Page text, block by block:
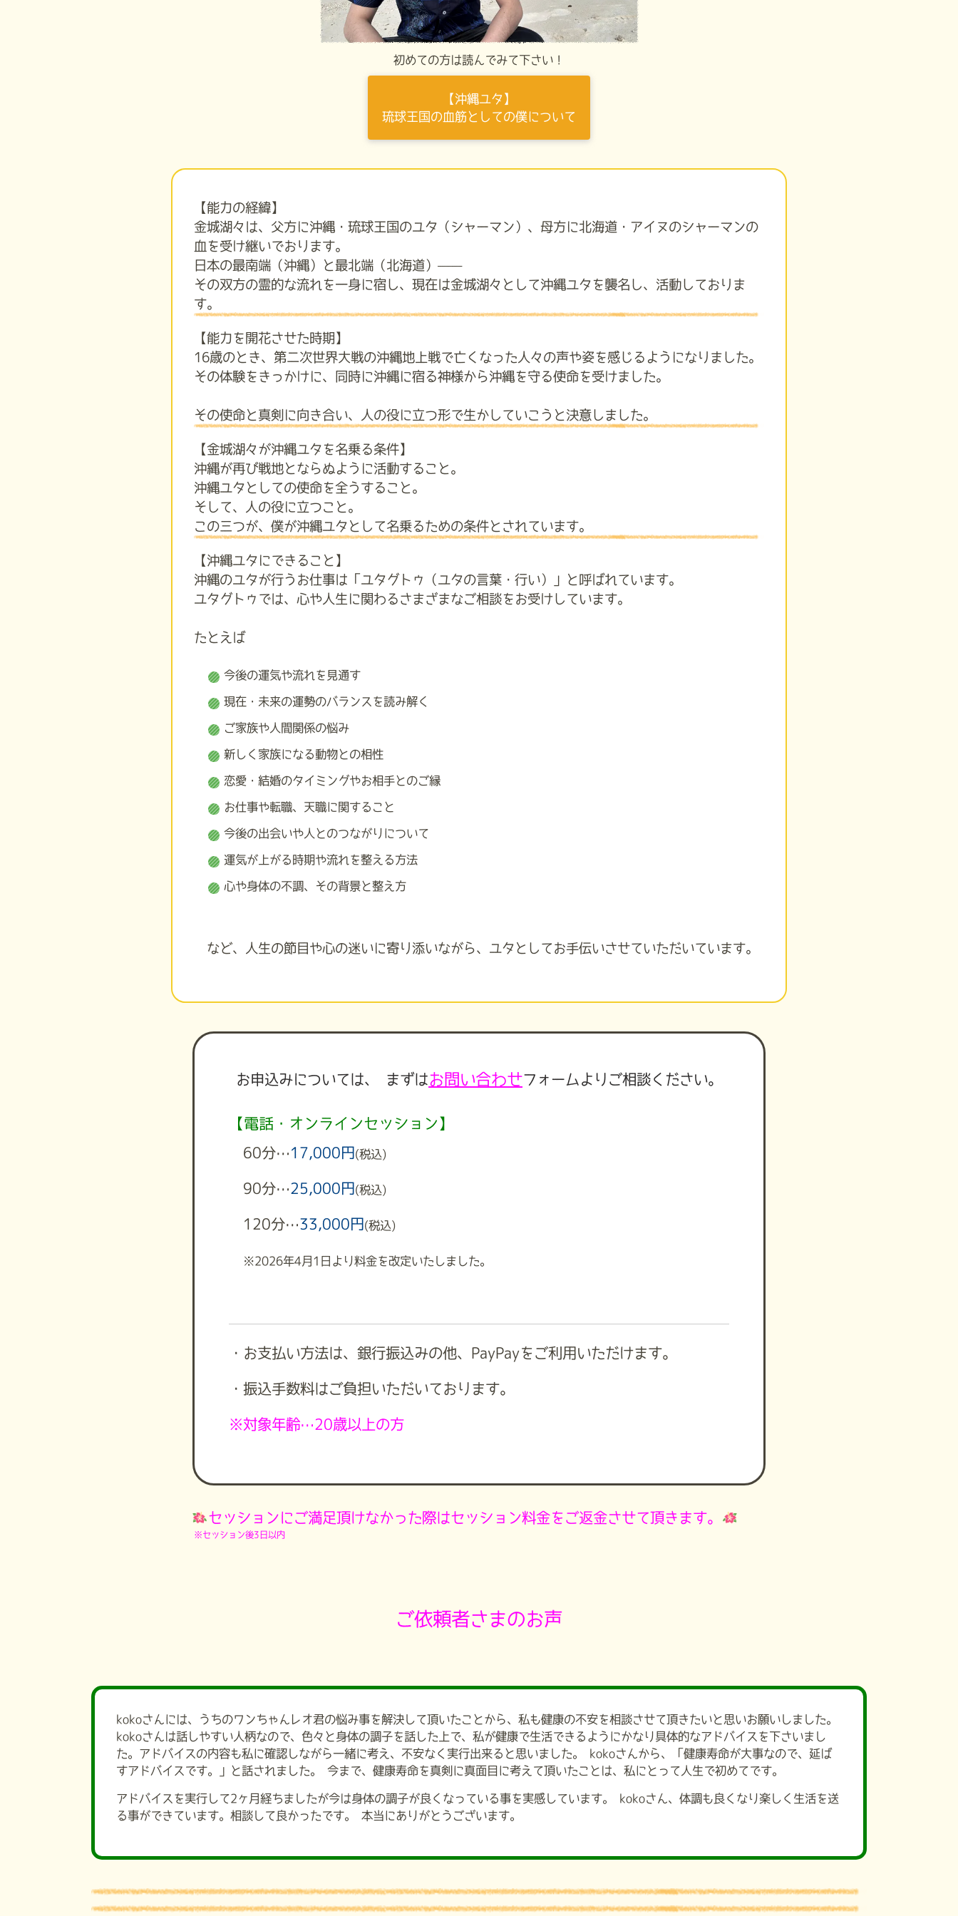
初めての方は読んでみて下さい！
【沖縄ユタ】
琉球王国の血筋としての僕について
【能力の経緯】
金城湖々は、父方に沖縄・琉球王国のユタ（シャーマン）、母方に北海道・アイヌのシャーマンの
血を受け継いでおります。
日本の最南端（沖縄）と最北端（北海道）——
その双方の霊的な流れを一身に宿し、現在は金城湖々として沖縄ユタを襲名し、活動しておりま
す。
【能力を開花させた時期】
16歳のとき、第二次世界大戦の沖縄地上戦で亡くなった人々の声や姿を感じるようになりました。
その体験をきっかけに、同時に沖縄に宿る神様から沖縄を守る使命を受けました。
その使命と真剣に向き合い、人の役に立つ形で生かしていこうと決意しました。
【金城湖々が沖縄ユタを名乗る条件】
沖縄が再び戦地とならぬように活動すること。
沖縄ユタとしての使命を全うすること。
そして、人の役に立つこと。
この三つが、僕が沖縄ユタとして名乗るための条件とされています。
【沖縄ユタにできること】
沖縄のユタが行うお仕事は「ユタグトゥ（ユタの言葉・行い）」と呼ばれています。
ユタグトゥでは、心や人生に関わるさまざまなご相談をお受けしています。
たとえば
今後の運気や流れを見通す
現在・未来の運勢のバランスを読み解く
ご家族や人間関係の悩み
新しく家族になる動物との相性
恋愛・結婚のタイミングやお相手とのご縁
お仕事や転職、天職に関すること
今後の出会いや人とのつながりについて
運気が上がる時期や流れを整える方法
心や身体の不調、その背景と整え方
など、人生の節目や心の迷いに寄り添いながら、ユタとしてお手伝いさせていただいています。
お申込みについては、 まずは お問い合わせフォームよりご相談ください。
【電話・オンラインセッション】
60分… 17,000円 (税込)
90分… 25,000円 (税込)
120分…33,000円 (税込)
※2026年4月1日より料金を改定いたしました。
・お支払い方法は、銀行振込みの他、PayPayをご利用いただけます。
・振込手数料はご負担いただいております。
※対象年齢…20歳以上の方
セッションにご満足頂けなかった際はセッション料金をご返金させて頂きます。
※セッション後3日以内
ご依頼者さまのお声
kokoさんには、うちのワンちゃんレオ君の悩み事を解決して頂いたことから、私も健康の不安を相談させて頂きたいと思いお願いしました。
kokoさんは話しやすい人柄なので、色々と身体の調子を話した上で、私が健康で生活できるようにかなり具体的なアドバイスを下さいまし
た。アドバイスの内容も私に確認しながら一緒に考え、不安なく実行出来ると思いました。 kokoさんから、「健康寿命が大事なので、延ば
すアドバイスです。」と話されました。 今まで、健康寿命を真剣に真面目に考えて頂いたことは、私にとって人生で初めてです。
アドバイスを実行して2ヶ月経ちましたが今は身体の調子が良くなっている事を実感しています。 kokoさん、体調も良くなり楽しく生活を送
る事ができています。相談して良かったです。 本当にありがとうございます。